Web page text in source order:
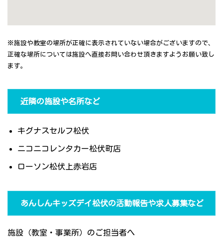
※施設や教室の場所が正確に表示されていない場合がございますので、
正確な場所については施設へ直接お問い合わせ頂きますようお願い致し
ます。
近隣の施設や名所など
キグナスセルフ松伏
ニコニコレンタカー松伏町店
ローソン松伏上赤岩店
あんしんキッズデイ松伏の活動報告や求人募集など
施設（教室・事業所）のご担当者へ